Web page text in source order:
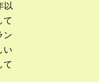
以
て
ン
い
て